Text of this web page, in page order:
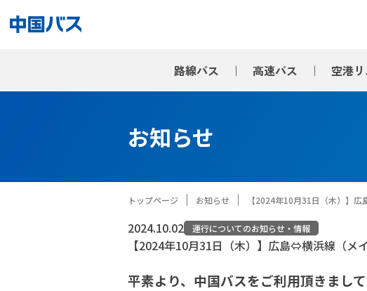
路線バス 高速バス 空港
お知らせ
トップページ お知らせ 【2024年10月31日（木）】
2024.10.02 運行についてのお知らせ・情報
【2024年10月31日（木）】広島⇔横浜線（メ
平素より、中国バスをご利用頂きまし